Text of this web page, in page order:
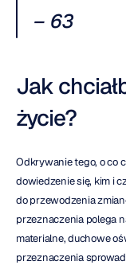
– 63
Jak
życie?
Odkrywanie tego, o co
dowiedzenie się, kim i
do przewodzenia
przeznaczenia polega
materialne, duchowe
przeznaczenia